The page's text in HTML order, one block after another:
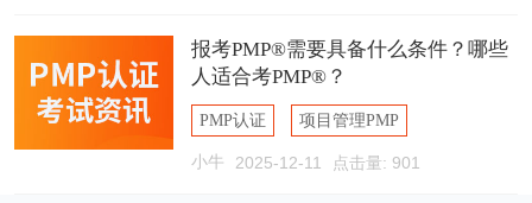
报考PMP®需要具备什么条件？哪些
人适合考PMP®？
PMP认证 项目管理PMP
PMP报考条件
小牛 2025-12-11 点击量: 901